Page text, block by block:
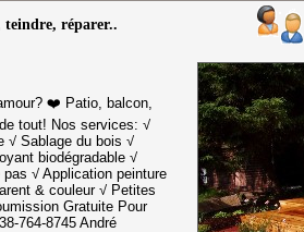
teindre, réparer..
❤️ Patio, balcon,
tout! Nos services: √
√ Sablage du bois √
biodégradable √
√ Application peinture
& couleur √ Petites
Gratuite Pour
764-8745 André